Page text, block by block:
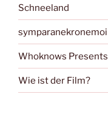
Schneeland
symparanekronemoi
Whoknows Presents
Wie ist der Film?